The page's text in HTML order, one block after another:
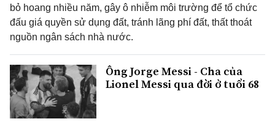
bỏ hoang nhiều năm, gây ô nhiễm môi trường để tổ chức
đấu giá quyền sử dụng đất, tránh lãng phí đất, thất thoát
nguồn ngân sách nhà nước.
Ông Jorge Messi - Cha của
Lionel Messi qua đời ở tuổi 68